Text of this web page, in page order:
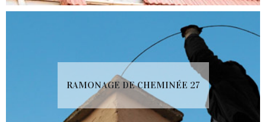
RAMONAGE DE CHEMINÉE 27